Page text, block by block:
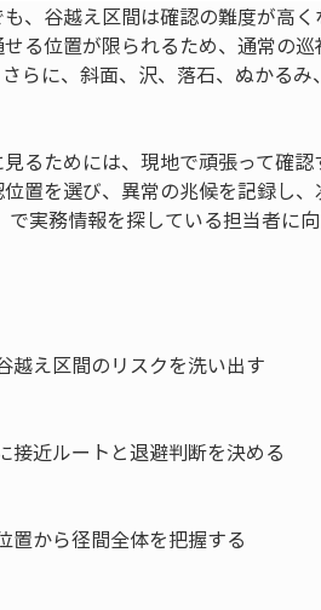
、谷越え区間は確認の難度が高
る位置が限られるため、通常の
らに、斜面、沢、落石、ぬかる
るためには、現地で頑張って確
置を選び、異常の兆候を記録し
で実務情報を探している担当者に
越え区間のリスクを洗い出す
接近ルートと退避判断を決める
置から径間全体を把握する